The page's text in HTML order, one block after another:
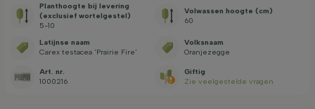
Planthoogte bij levering
(exclusief wortelgestel)
5-10
Volwassen hoogte (cm)
60
Latijnse naam
Carex testacea 'Prairie Fire'
Volksnaam
Oranjezegge
Art. nr.
1000216
Giftig
Zie veelgestelde vragen